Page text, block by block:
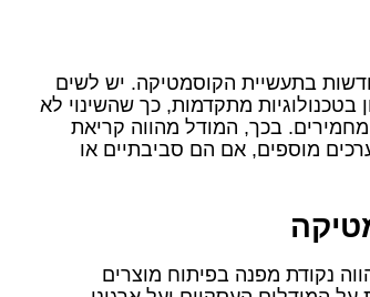
בתעשיית הקוסמטיקה. יש לשים
מתקדמות, כך שהשינוי לא
בכך, המודל מהווה קריאת
מוספים, אם הם סביבתיים או
נקודת מפנה בפיתוח מוצרים